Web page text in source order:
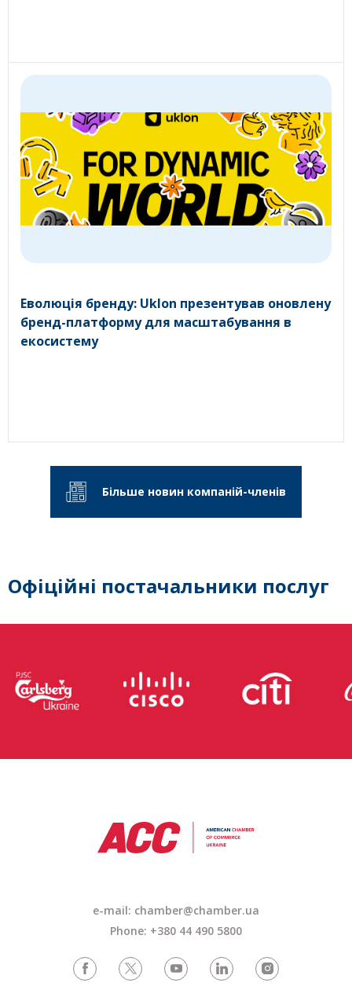
Еволюція бренду: Uklon презентував оновлену
бренд-платформу для масштабування в
екосистему
Більше новин компаній-членів
Офіційні постачальники послуг
e-mail: chamber@chamber.ua
Phone: +380 44 490 5800